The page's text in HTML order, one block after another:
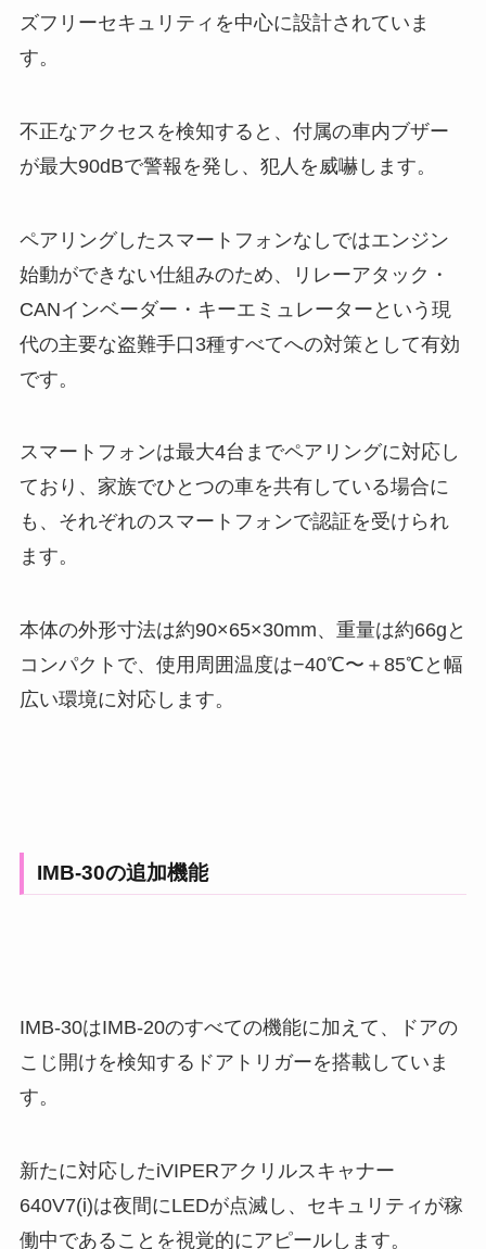
ズフリーセキュリティを中心に設計されていま
す。
不正なアクセスを検知すると、付属の車内ブザー
が最大90dBで警報を発し、犯人を威嚇します。
ペアリングしたスマートフォンなしではエンジン
始動ができない仕組みのため、リレーアタック・
CANインベーダー・キーエミュレーターという現
代の主要な盗難手口3種すべてへの対策として有効
です。
スマートフォンは最大4台までペアリングに対応し
ており、家族でひとつの車を共有している場合に
も、それぞれのスマートフォンで認証を受けられ
ます。
本体の外形寸法は約90×65×30mm、重量は約66gと
コンパクトで、使用周囲温度は−40℃〜＋85℃と幅
広い環境に対応します。
IMB-30の追加機能
IMB-30はIMB-20のすべての機能に加えて、ドアの
こじ開けを検知するドアトリガーを搭載していま
す。
新たに対応したiVIPERアクリルスキャナー
640V7(i)は夜間にLEDが点滅し、セキュリティが稼
働中であることを視覚的にアピールします。